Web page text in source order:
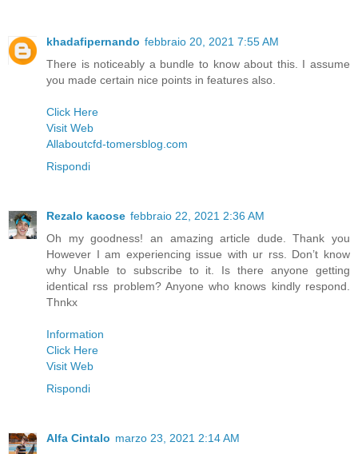
khadafipernando febbraio 20, 2021 7:55 AM
There is noticeably a bundle to know about this. I assume
you made certain nice points in features also.
Click Here
Visit Web
Allaboutcfd-tomersblog.com
Rispondi
Rezalo kacose febbraio 22, 2021 2:36 AM
Oh my goodness! an amazing article dude. Thank you
However I am experiencing issue with ur rss. Don’t know
why Unable to subscribe to it. Is there anyone getting
identical rss problem? Anyone who knows kindly respond.
Thnkx
Information
Click Here
Visit Web
Rispondi
Alfa Cintalo marzo 23, 2021 2:14 AM